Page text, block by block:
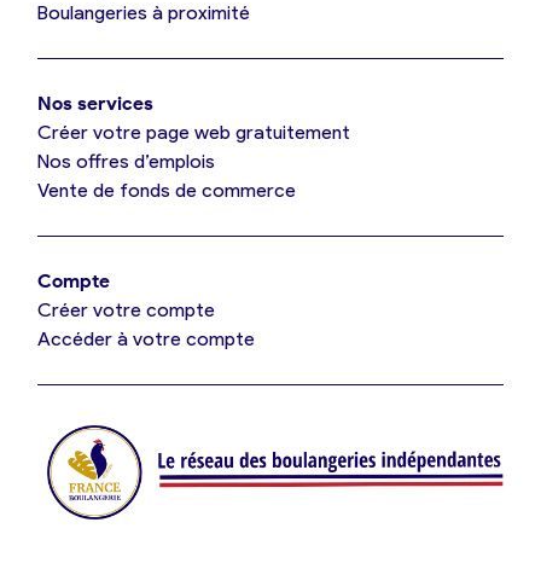
Je référence ma boulangerie (gratuit)
Offres d’emploi
Je suis fournisseur
Je crée mon compte
Oui, appeler
Non, annuler
Boulangeries à proximité
Nos services
Créer votre page web gratuitement
Nos offres d’emplois
Vente de fonds de commerce
Compte
Créer votre compte
Accéder à votre compte